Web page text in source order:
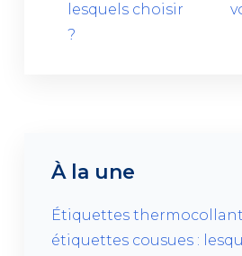
lesquels choisir
?
À la une
Étiquettes
étiquettes cousues :